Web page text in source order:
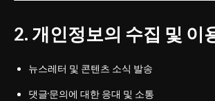
2. 개인정보의 수집 및 이
뉴스레터 및 콘텐츠 소식 발송
댓글·문의에 대한 응대 및 소통